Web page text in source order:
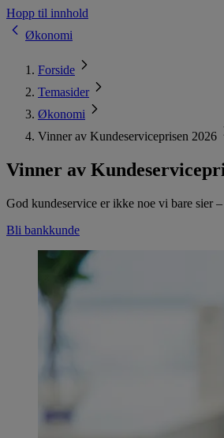
Hopp til innhold
Økonomi
Forside
Temasider
Økonomi
Vinner av Kundeserviceprisen 2026
Vinner av
God kundeservice er ikke noe vi bare sier
Bli bankkunde